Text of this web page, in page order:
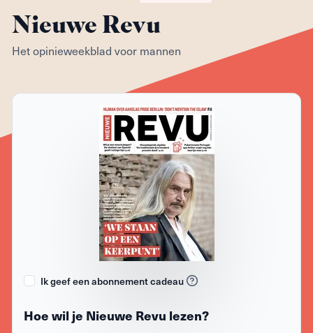
Nieuwe Revu
Het opinieweekblad voor mannen
Ik geef een abonnement cadeau
Hoe wil je Nieuwe Revu lezen?